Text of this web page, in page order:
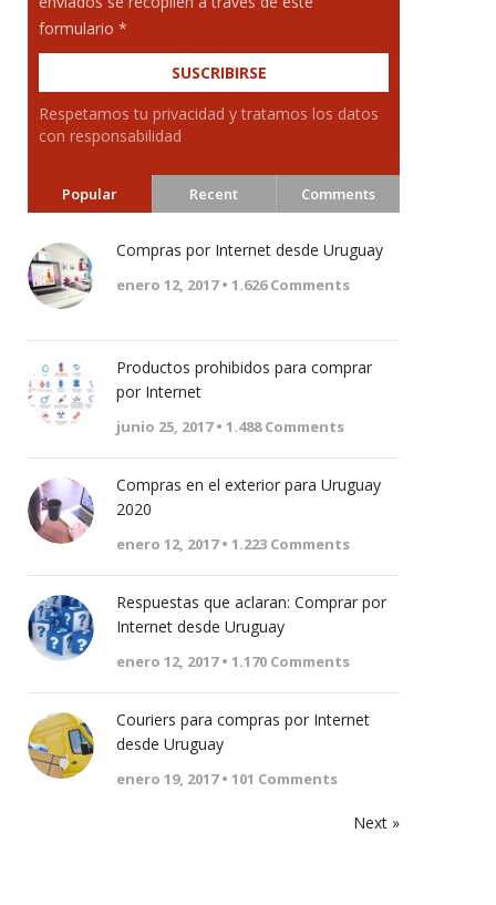
formulario *
Respetamos tu privacidad y tratamos los datos
con responsabilidad
Popular Recent Comments
Compras por Internet desde Uruguay
enero 12, 2017 • 1.626Comments
Productos prohibidos para comprar
por Internet
junio 25, 2017 • 1.488Comments
Compras en el exterior para Uruguay
2020
enero 12, 2017 • 1.223 Comments
Respuestas que aclaran: Comprar por
Internet desde Uruguay
enero 12, 2017 • 1.170 Comments
Couriers para compras por Internet
desde Uruguay
enero 19, 2017 • 101 Comments
Next »